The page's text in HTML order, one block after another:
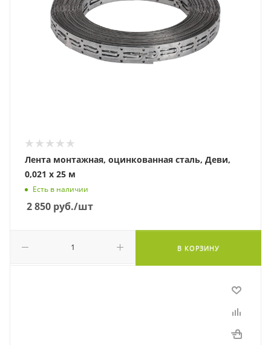
Лента монтажная, оцинкованная сталь, Деви,
0,021 х 25 м
Есть в наличии
2 850 руб./шт
В КОРЗИНУ